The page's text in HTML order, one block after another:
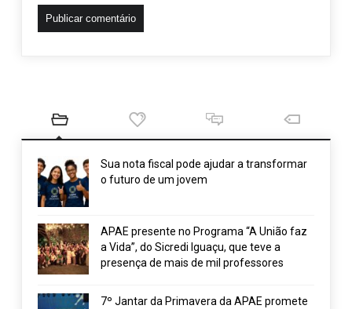
Sua nota fiscal pode ajudar a transformar
o futuro de um jovem
APAE presente no Programa “A União faz
a Vida”, do Sicredi Iguaçu, que teve a
presença de mais de mil professores
7º Jantar da Primavera da APAE promete